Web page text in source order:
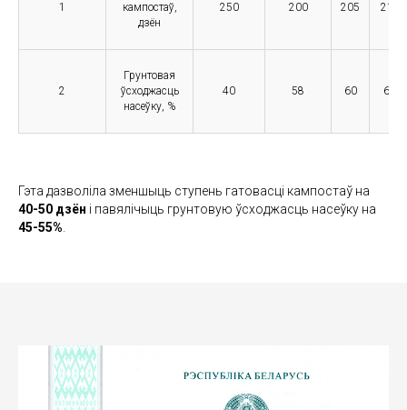
1
кампостаў,
дзён
250 200 205 210
2
Грунтовая
ўсходжасць
насеўку, %
40 58 60 62
Гэта дазволіла зменшыць ступень гатовасці кампостаў на
40-50 дзён і павялічыць грунтовую ўсходжасць насеўку на
45-55%